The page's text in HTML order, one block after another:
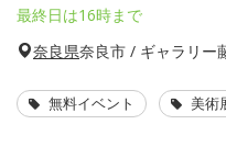
最終日は16時まで
奈良県奈良市 / ギャラリー
無料イベント 美術